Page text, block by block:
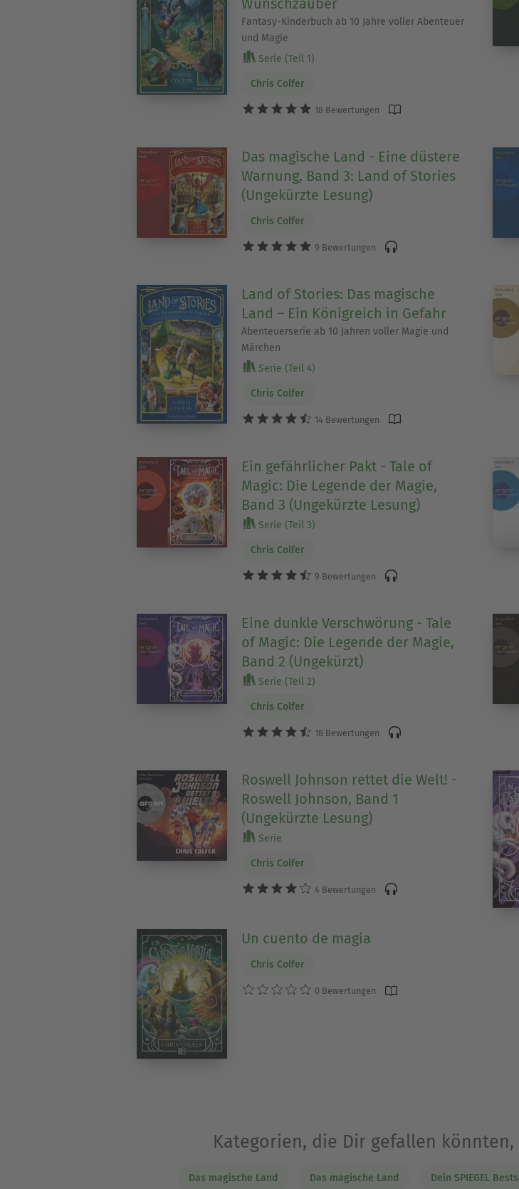
Wunschzauber
Fantasy-Kinderbuch ab 10 Jahre voller Abenteuer
und Magie
Serie (Teil 1)
Chris Colfer
18 Bewertungen
Das magische Land - Eine düstere
Warnung, Band 3: Land of Stories
(Ungekürzte Lesung)
Chris Colfer
9 Bewertungen
Land of Stories: Das magische
Land – Ein Königreich in Gefahr
Abenteuerserie ab 10 Jahren voller Magie und
Märchen
Serie (Teil 4)
Chris Colfer
14 Bewertungen
Ein gefährlicher Pakt - Tale of
Magic: Die Legende der Magie,
Band 3 (Ungekürzte Lesung)
Serie (Teil 3)
Chris Colfer
9 Bewertungen
Eine dunkle Verschwörung - Tale
of Magic: Die Legende der Magie,
Band 2 (Ungekürzt)
Serie (Teil 2)
Chris Colfer
18 Bewertungen
Roswell Johnson rettet die Welt! -
Roswell Johnson, Band 1
(Ungekürzte Lesung)
Serie
Chris Colfer
4 Bewertungen
Un cuento de magia
Chris Colfer
0 Bewertungen
Kategorien, die Dir gefallen
Das magische Land Das magische Land Dein SPIEGEL